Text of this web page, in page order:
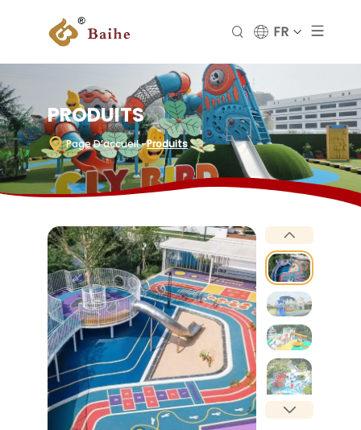
FR
PRODUITS
Page D’accueil-Produits